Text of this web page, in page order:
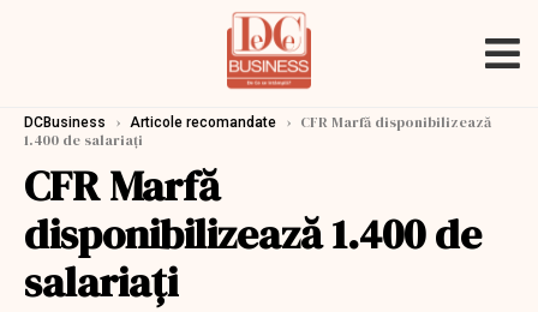
DCBusiness › Articole recomandate › CFR Marfă disponibilizează
1.400 de salariaţi
CFR Marfă
disponibilizează 1.400 de
salariaţi